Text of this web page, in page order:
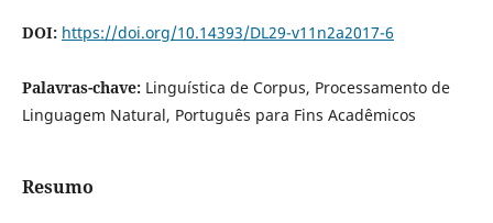
DOI: https://doi.org/10.14393/DL29-v11n2a2017-6
Palavras-chave: Linguística de Corpus, Processamento de
Linguagem Natural, Português para Fins Acadêmicos
Resumo